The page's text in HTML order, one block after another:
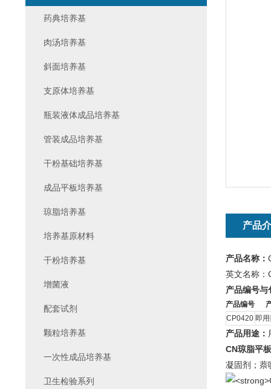
产品
产品名称：
英文名称：
产品编号与
产品编号
CP0420 即
产品用途：
CN琼脂平
凝固剂；萘
药典培养基
肉汤培养基
斜面培养基
支原体培养基
瓶装液体成品培养基
管装成品培养基
干粉基础培养基
成品平板培养基
琼脂培养基
培养基原材料
干粉培养基
增菌液
配套试剂
颗粒培养基
一次性成品培养基
卫生检验系列